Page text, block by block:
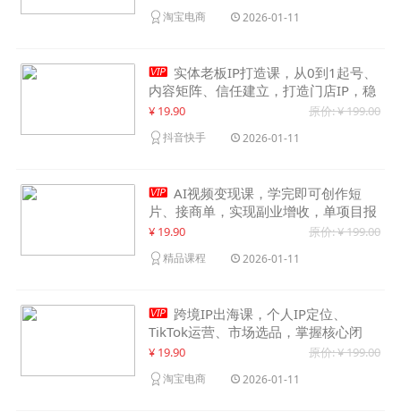
淘宝电商 2026-01-11
 实体老板IP打造课，从0到1起号、
内容矩阵、信任建立，打造门店IP，稳
定获客增收
¥ 19.90 原价: ¥ 199.00
抖音快手 2026-01-11
 AI视频变现课，学完即可创作短
片、接商单，实现副业增收，单项目报
价可达千元
¥ 19.90 原价: ¥ 199.00
精品课程 2026-01-11
 跨境IP出海课，个人IP定位、
TikTok运营、市场选品，掌握核心闭
环，实现月入1万美金+
¥ 19.90 原价: ¥ 199.00
淘宝电商 2026-01-11